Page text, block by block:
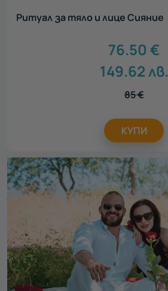
Ритуал за тяло и лице Сияние
76.50 €
149.62лв.
85€
КУПИ